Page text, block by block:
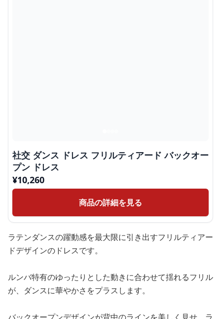
社交 ダンス ドレス フリルティアード バックオー
プン ドレス
¥10,260
商品の詳細を見る
ラテンダンスの躍動感を最大限に引き出すフリルティアー
ドデザインのドレスです。
ルンバ特有のゆったりとした動きに合わせて揺れるフリル
が、ダンスに華やかさをプラスします。